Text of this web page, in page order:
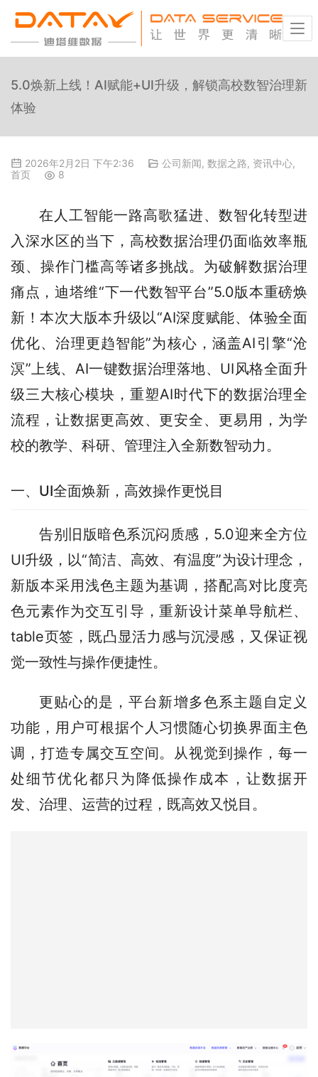
5.0焕新上线！AI赋能+UI升级，解锁高校数智治理新
体验
2026年2月2日 下午2:36 公司新闻, 数据之路, 资讯中心,
首页
8
在人工智能一路高歌猛进、数智化转型进
入深水区的当下，高校数据治理仍面临效率瓶
颈、操作门槛高等诸多挑战。为破解数据治理
痛点，迪塔维“下一代数智平台”5.0版本重磅焕
新！本次大版本升级以“AI深度赋能、体验全面
优化、治理更趋智能”为核心，涵盖AI引擎“沧
溟”上线、AI一键数据治理落地、UI风格全面升
级三大核心模块，重塑AI时代下的数据治理全
流程，让数据更高效、更安全、更易用，为学
校的教学、科研、管理注入全新数智动力。
一、UI全面焕新，高效操作更悦目
告别旧版暗色系沉闷质感，5.0迎来全方位
UI升级，以“简洁、高效、有温度”为设计理念，
新版本采用浅色主题为基调，搭配高对比度亮
色元素作为交互引导，重新设计菜单导航栏、
table页签，既凸显活力感与沉浸感，又保证视
觉一致性与操作便捷性。
更贴心的是，平台新增多色系主题自定义
功能，用户可根据个人习惯随心切换界面主色
调，打造专属交互空间。从视觉到操作，每一
处细节优化都只为降低操作成本，让数据开
发、治理、运营的过程，既高效又悦目。